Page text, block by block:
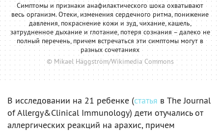
Симптомы и признаки анафилактического шока охватывают
весь организм. Отеки, изменения сердечного ритма, понижение
давления, покраснение кожи и зуд, чихание, кашель,
затрудненное дыхание и глотание, потеря сознания – далеко не
полный перечень, причем встречаться эти симптомы могут в
разных сочетаниях
© Mikael Häggström/Wikimedia Commons
В исследовании на 21 ребенке (статья в The Journal
of Allergy&Clinical Immunology) дети отучались от
аллергических реакций на арахис, причем